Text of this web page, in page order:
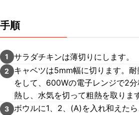
手順
1 サラダチキンは薄切りにします。
2
キャベツは5mm幅に切ります。
をして、600Wの電子レンジで2
熱し、水気を切って粗熱を取ります
3 ボウルに1、2、(A)を入れ和えた